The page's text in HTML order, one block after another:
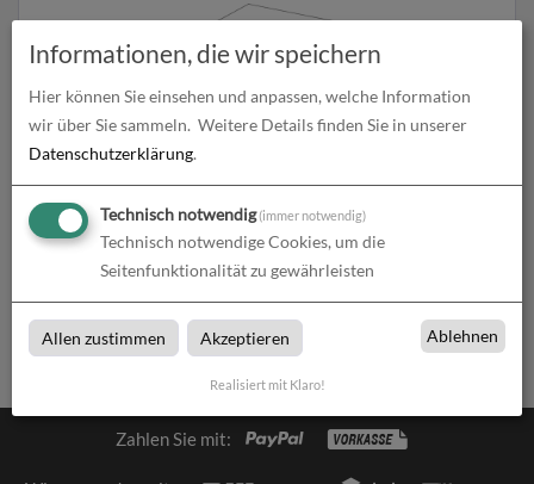
CAD-Pläne
zum Artikel
Zahlen Sie mit:
Informationen, die wir speichern
Hier können Sie einsehen und anpassen, welche Information
wir über Sie sammeln. Weitere Details finden Sie in unserer
Datenschutzerklärung.
Technisch notwendig(immer notwendig)
Technisch notwendige Cookies, um die
Seitenfunktionalität zu gewährleisten
Allen zustimmen Akzeptieren Ablehnen
Realisiert mit Klaro!